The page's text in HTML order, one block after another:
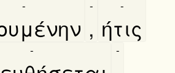
-
,
-
ήτις
-
- -